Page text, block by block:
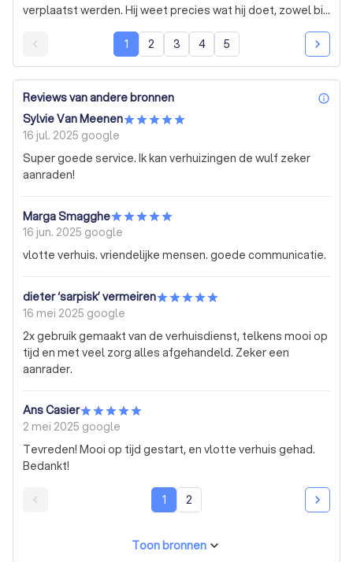
verplaatst werden. Hij weet precies wat hij doet, zowel bij
Daarnaast had hij voldoende doeken bij zich om alles
goed te beschermen. Wij zijn erg tevreden en zouden
hem aan iedereen aanbevelen!
1 2 3 4 5
Reviews van andere bronnen
Sylvie Van Meenen
16 jul. 2025 google
Super goede service. Ik kan verhuizingen de wulf zeker
aanraden!
Marga Smagghe
16 jun. 2025 google
vlotte verhuis. vriendelijke mensen. goede communicatie.
dieter ‘sarpisk’ vermeiren
16 mei 2025 google
2x gebruik gemaakt van de verhuisdienst, telkens mooi op
tijd en met veel zorg alles afgehandeld. Zeker een
aanrader.
Ans Casier
2 mei 2025 google
Tevreden! Mooi op tijd gestart, en vlotte verhuis gehad.
Bedankt!
1 2
Toon bronnen